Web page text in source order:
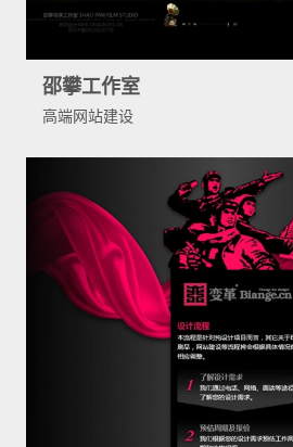
邵攀工作室
高端网站建设